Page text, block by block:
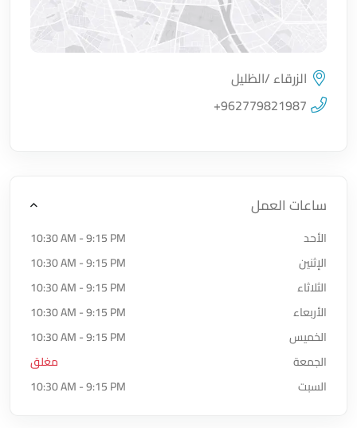
اضغط لتحميل الموقع
الزرقاء /الظليل
+962779821987
ساعات العمل
الأحد
10:30 AM - 9:15 PM
الإثنين
10:30 AM - 9:15 PM
الثلاثاء
10:30 AM - 9:15 PM
الأربعاء
10:30 AM - 9:15 PM
الخميس
10:30 AM - 9:15 PM
الجمعة
مغلق
السبت
10:30 AM - 9:15 PM